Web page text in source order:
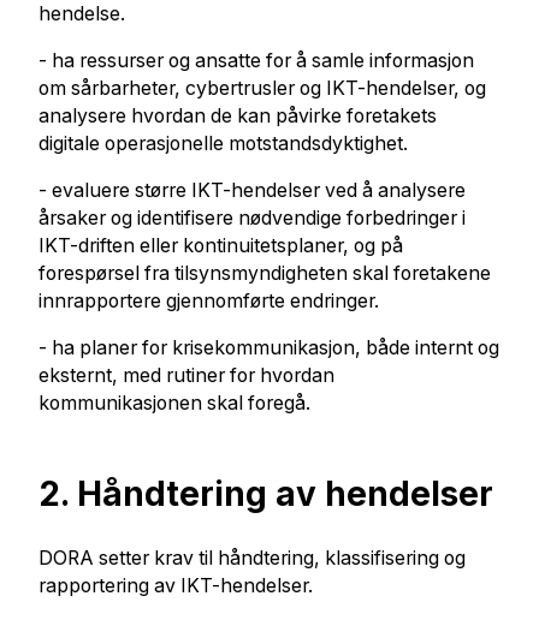
hendelse.
- ha ressurser og ansatte for å samle informasjon
om sårbarheter, cybertrusler og IKT-hendelser, og
analysere hvordan de kan påvirke foretakets
digitale operasjonelle motstandsdyktighet.
- evaluere større IKT-hendelser ved å analysere
årsaker og identifisere nødvendige forbedringer i
IKT-driften eller kontinuitetsplaner, og på
forespørsel fra tilsynsmyndigheten skal foretakene
innrapportere gjennomførte endringer.
- ha planer for krisekommunikasjon, både internt og
eksternt, med rutiner for hvordan
kommunikasjonen skal foregå.
2. Håndtering av hendelser
DORA setter krav til håndtering, klassifisering og
rapportering av IKT-hendelser.